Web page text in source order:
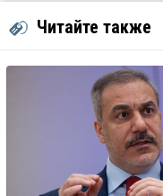
Читайте также